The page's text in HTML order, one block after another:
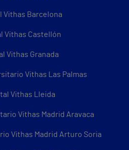
Vithas Barcelona
Vithas Castellón
Vithas Granada
Vithas Las Palmas
Vithas Lleida
Vithas Madrid Aravaca
Vithas Madrid Arturo Soria